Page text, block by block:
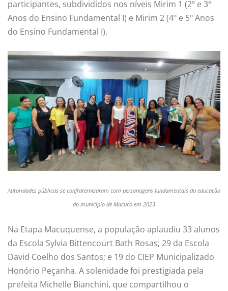
participantes, subdivididos nos níveis Mirim 1 (2º e 3º
Anos do Ensino Fundamental I) e Mirim 2 (4º e 5º Anos
do Ensino Fundamental I).
Autoridades públicas se confraternizaram com personagens fundamentais da educação
do município de Macuco em 2023
Na Etapa Macuquense, a população aplaudiu 33 alunos
da Escola Sylvia Bittencourt Bath Rosas; 29 da Escola
David Coelho dos Santos; e 19 do CIEP Municipalizado
Honório Peçanha. A solenidade foi prestigiada pela
prefeita Michelle Bianchini, que compartilhou o